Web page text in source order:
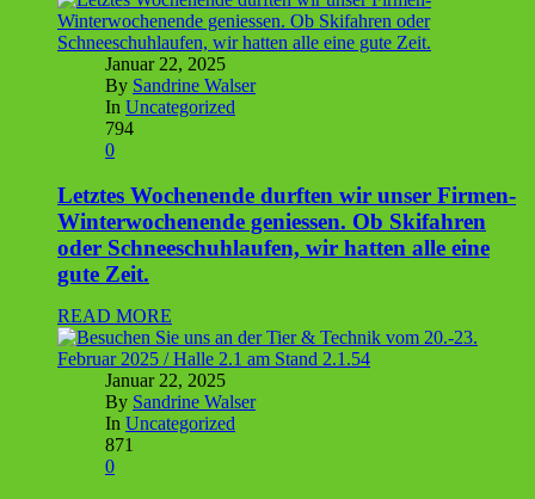
Januar 22, 2025
By Sandrine Walser
In Uncategorized
794
0
Letztes Wochenende durften wir unser Firmen-
Winterwochenende geniessen. Ob Skifahren
oder Schneeschuhlaufen, wir hatten alle eine
gute Zeit.
READ MORE
Januar 22, 2025
By Sandrine Walser
In Uncategorized
871
0